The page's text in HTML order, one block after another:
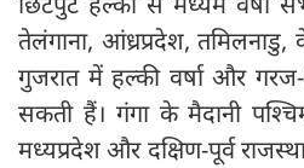
तेलंगाना, आंध्रप्रदेश, तमिलनाडु,
गुजरात में हल्की वर्षा और
सकती हैं। गंगा के मैदानी
मध्यप्रदेश और दक्षिण-पूर्व